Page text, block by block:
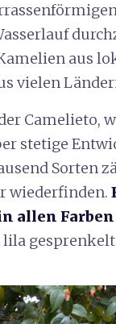
aus
vielen
Camelieto,
stetige
Sorten
wiederfinden.
allen
lila